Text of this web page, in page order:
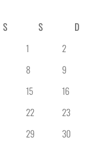
S S
D
1
2
8
9
15
16
22
23
29
30